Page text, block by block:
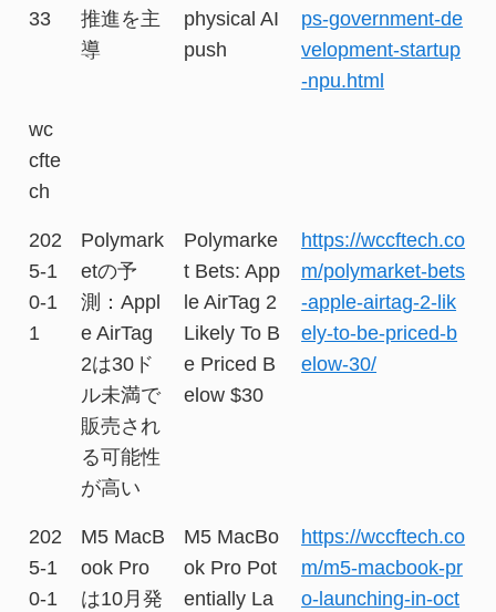
33
推進を主
導
physical AI
push
ps-government-de
velopment-startup
-npu.html
wc
cfte
ch
202
5-1
0-1
1
Polymark
etの予
測：Appl
e AirTag
2は30ド
ル未満で
販売され
る可能性
が高い
Polymarke
t Bets: App
le AirTag 2
Likely To B
e Priced B
elow $30
https://wccftech.co
m/polymarket-bets
-apple-airtag-2-lik
ely-to-be-priced-b
elow-30/
202
5-1
0-1
M5 MacB
ook Pro
は10月発
M5 MacBo
ok Pro Pot
entially La
https://wccftech.co
m/m5-macbook-pr
o-launching-in-oct